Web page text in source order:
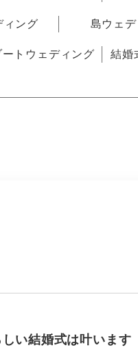
ィング 島ウェ
トウェディング 結婚
い結婚式は叶います